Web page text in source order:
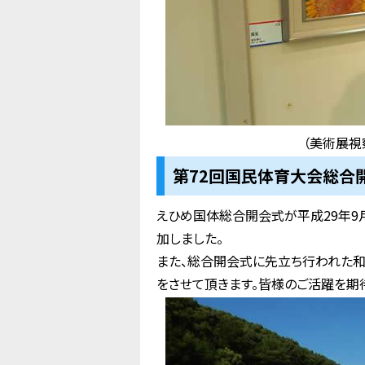
（美術展
第72回国民体育大会総合
えひめ国体総合開会式が平成29年9
加しました。
また、総合開会式に先立ち行われ
をさせて頂きます。皆様のご活躍を期